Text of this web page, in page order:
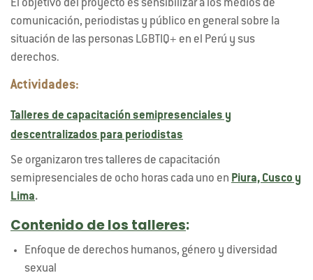
El objetivo del proyecto es sensibilizar a los medios de
comunicación, periodistas y público en general sobre la
situación de las personas LGBTIQ+ en el Perú y sus
derechos.
Actividades:
Talleres de capacitación semipresenciales y
descentralizados para periodistas
Se organizaron tres talleres de capacitación
semipresenciales de ocho horas cada uno en Piura, Cusco y
Lima.
Contenido de los talleres:
Enfoque de derechos humanos, género y diversidad
sexual